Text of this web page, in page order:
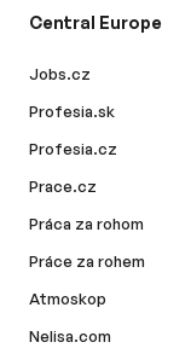
Central Europe
Jobs.cz
Profesia.sk
Profesia.cz
Prace.cz
Práca za rohom
Práce za rohem
Atmoskop
Nelisa.com